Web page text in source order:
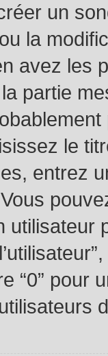
un
la
avez les
partie
le
entrez
“0” pour